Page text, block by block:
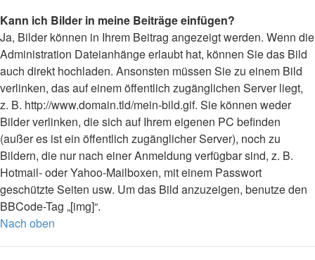
Kann ich Bilder in meine Beiträge einfügen?
Ja, Bilder können in Ihrem Beitrag angezeigt werden. Wenn die
Administration Dateianhänge erlaubt hat, können Sie das Bild
auch direkt hochladen. Ansonsten müssen Sie zu einem Bild
verlinken, das auf einem öffentlich zugänglichen Server liegt,
z. B. http://www.domain.tld/mein-bild.gif. Sie können weder
Bilder verlinken, die sich auf Ihrem eigenen PC befinden
(außer es ist ein öffentlich zugänglicher Server), noch zu
Bildern, die nur nach einer Anmeldung verfügbar sind, z. B.
Hotmail- oder Yahoo-Mailboxen, mit einem Passwort
geschützte Seiten usw. Um das Bild anzuzeigen, benutze den
BBCode-Tag „[img]“.
Nach oben